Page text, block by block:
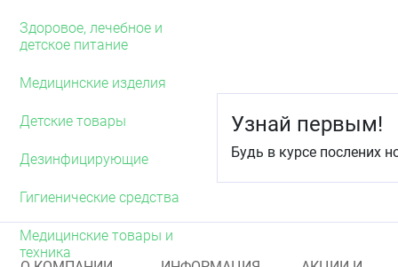
Здоровое, лечебное и
детское питание
Медицинские изделия
Детские товары
Дезинфицирующие
Гигиенические средства
Медицинские товары и
техника
Целекоксиб
метаболитов (57 % и 27
составляет 8–12
Вариабельность
Узнай первым!
Будь в курсе послених